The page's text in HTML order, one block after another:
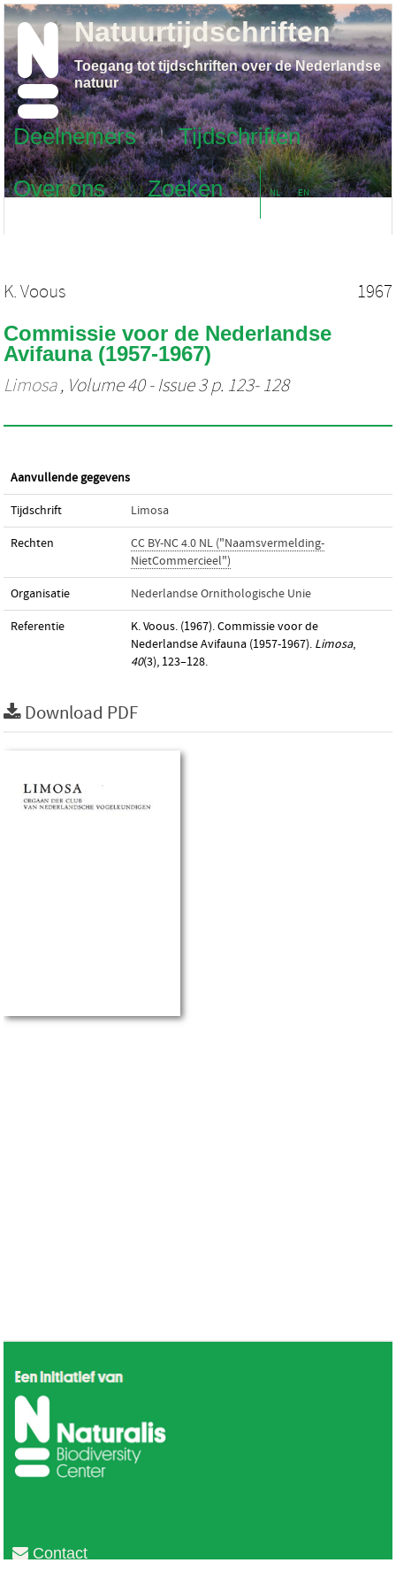
Deelnemers
Tijdschriften
Over ons
Zoeken NL EN
Natuurtijdschriften
Toegang tot tijdschriften over de Nederlandse
natuur
K. Voous 1967
Commissie voor de Nederlandse
Avifauna (1957-1967)
Limosa, Volume 40 - Issue 3 p. 123- 128
Aanvullende gegevens
Tijdschrift Limosa
Rechten
CC BY-NC 4.0 NL ("Naamsvermelding-
NietCommercieel")
Organisatie Nederlandse Ornithologische Unie
Referentie
K. Voous. (1967). Commissie voor de
Nederlandse Avifauna (1957-1967). Limosa,
40(3), 123–128.
Download PDF
Contact